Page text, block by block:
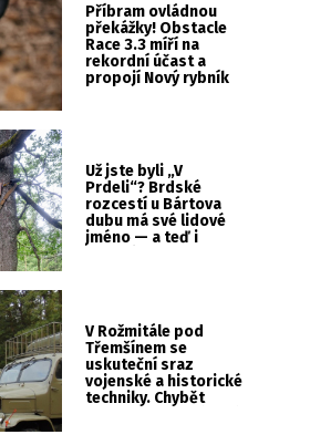
Příbram ovládnou
překážky! Obstacle
Race 3.3 míří na
rekordní účast a
propojí Nový rybník
Už jste byli „V
Prdeli“? Brdské
rozcestí u Bártova
dubu má své lidové
jméno — a teď i
V Rožmitále pod
Třemšínem se
uskuteční sraz
vojenské a historické
techniky. Chybět